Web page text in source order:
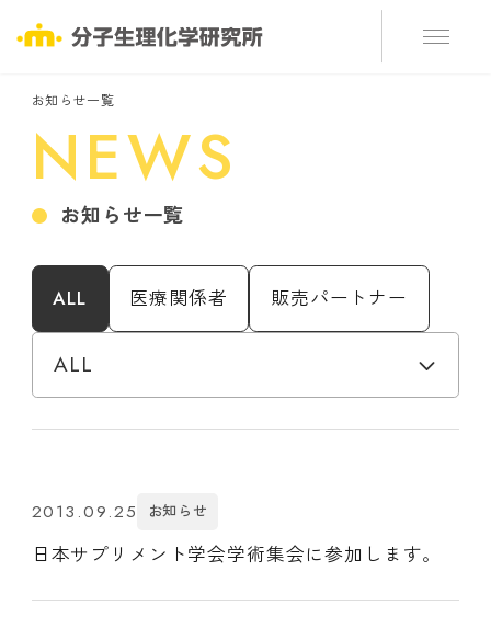
お知らせ一覧
NEWS
お知らせ一覧
ALL 医療関係者 販売パートナー
お知らせカテゴリーで絞り込み
2013.09.25 お知らせ
日本サプリメント学会学術集会に参加します。